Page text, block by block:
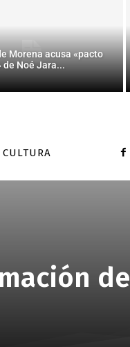
Morena acusa «pacto
Noé Jara...
CULTURA
de